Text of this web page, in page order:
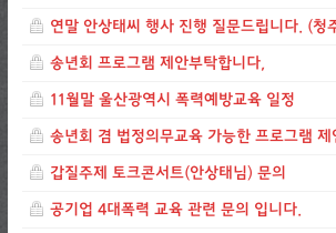
연말 안상태씨 행사 진행 질문드립니다. (청
송년회 프로그램 제안부탁합니다,
11월말 울산광역시 폭력예방교육 일정
송년회 겸 법정의무교육 가능한 프로그램 제안해주
갑질주제 토크콘서트(안상태님) 문의
공기업 4대폭력 교육 관련 문의 입니다.